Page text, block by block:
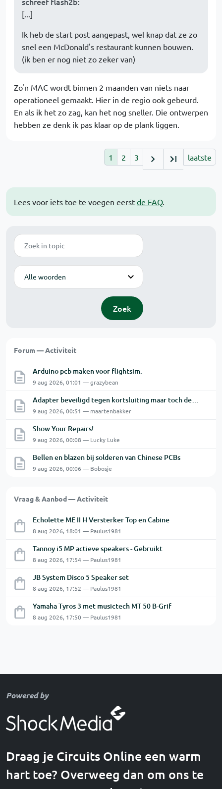
Lees voor iets toe te voegen eerst de FAQ.
Zoek
Modus
Zoek
Forum — Activiteit
Arduino pcb maken voor flightsim.
9 aug 2026, 01:01 — grazybean
Adapter beveiligd tegen kortsluiting maar toch defect?
9 aug 2026, 00:51 — maartenbakker
Show Your Repairs!
9 aug 2026, 00:08 — Lucky Luke
Bellen en blazen bij solderen van Chinese PCBs
9 aug 2026, 00:06 — Bobosje
Vraag & Aanbod — Activiteit
Echolette ME II H Versterker Top en Cabine
8 aug 2026, 18:01 — Paulus1981
Tannoy i5 MP actieve speakers - Gebruikt
8 aug 2026, 17:54 — Paulus1981
JB System Disco 5 Speaker set
8 aug 2026, 17:52 — Paulus1981
Yamaha Tyros 3 met musictech MT 50 B-Grif
8 aug 2026, 17:50 — Paulus1981
[...]
Ik heb de start post aangepast, wel knap dat ze zo
snel een McDonald's restaurant kunnen bouwen.
(ik ben er nog niet zo zeker van)
Zo'n MAC wordt binnen 2 maanden van niets naar
operationeel gemaakt. Hier in de regio ook gebeurd.
En als ik het zo zag, kan het nog sneller. Die ontwerpen
hebben ze denk ik pas klaar op de plank liggen.
1 2 3 laatste
Powered by
Draag je Circuits Online een warm
hart toe? Overweeg dan om ons te